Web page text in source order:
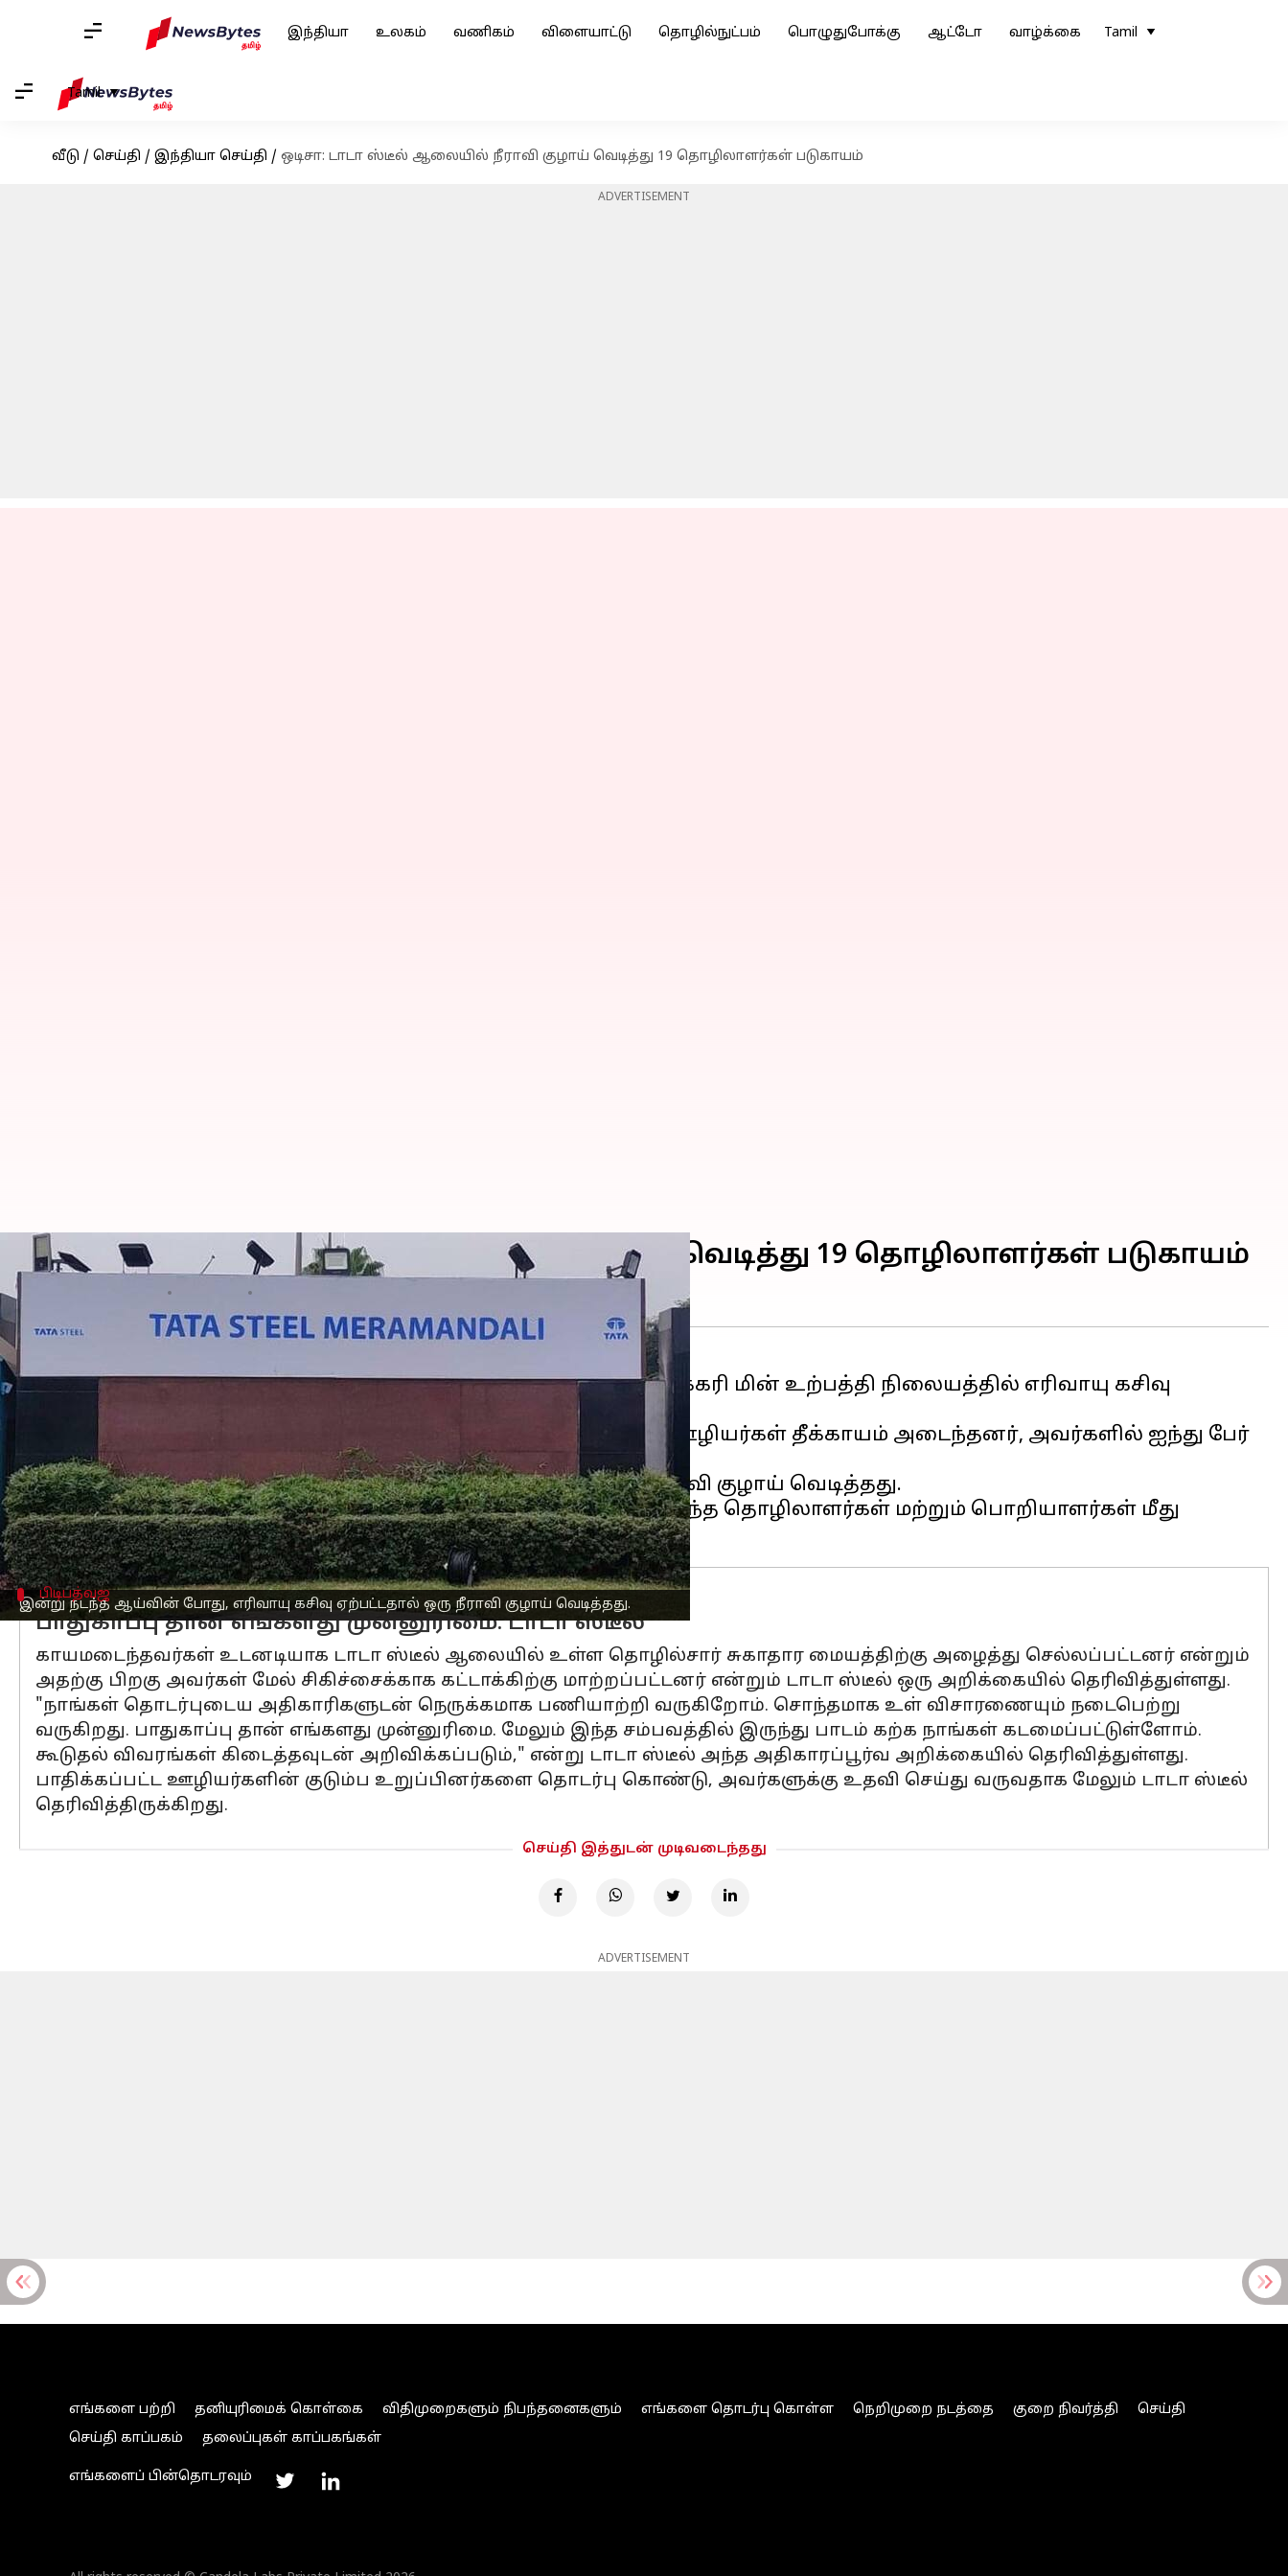
இந்தியா உலகம் வணிகம் விளையாட்டு தொழில்நுட்பம் பொழுதுபோக்கு ஆட்டோ வாழ்க்கை Tamil
Tamil
வீடு / செய்தி / இந்தியா செய்தி / ஒடிசா: டாடா ஸ்டீல் ஆலையில் நீராவி குழாய் வெடித்து 19 தொழிலாளர்கள் படுகாயம்
ADVERTISEMENT
இன்று நடந்த ஆய்வின் போது, எரிவாயு கசிவு ஏற்பட்டதால் ஒரு நீராவி குழாய் வெடித்தது.
ஒடிசா: டாடா ஸ்டீல் ஆலையில் நீராவி குழாய் வெடித்து 19 தொழிலாளர்கள் படுகாயம்
ஒடிசா
வின் தேன்கனலில் உள்ள டாடா ஸ்டீலின் 300 மெகாவாட் நிலக்கரி மின் உற்பத்தி நிலையத்தில் எரிவாயு கசிவு
இதனால், இன்று(ஜூன் 13) மதியம் 1 மணியளவில் குறைந்தது 19 ஊழியர்கள் தீக்காயம் அடைந்தனர், அவர்களில் ஐந்து பேர்
ஆபத்தான நிலையில் இருப்பதாக கூறப்படுகிறது.
இன்று நடந்த ஆய்வின் போது, எரிவாயு கசிவு ஏற்பட்டதால் ஒரு நீராவி குழாய் வெடித்தது.
அப்போது, வெடி உலையை(blast furnace) ஆய்வு செய்து கொண்டிருந்த தொழிலாளர்கள் மற்றும் பொறியாளர்கள் மீது
பிடிபத்வஜ
பாதுகாப்பு தான் எங்களது முன்னுரிமை: டாடா ஸ்டீல்
காயமடைந்தவர்கள் உடனடியாக டாடா ஸ்டீல் ஆலையில் உள்ள தொழில்சார் சுகாதார மையத்திற்கு அழைத்து செல்லப்பட்டனர் என்றும்
அதற்கு பிறகு அவர்கள் மேல் சிகிச்சைக்காக கட்டாக்கிற்கு மாற்றப்பட்டனர் என்றும் டாடா ஸ்டீல் ஒரு அறிக்கையில் தெரிவித்துள்ளது.
"நாங்கள் தொடர்புடைய அதிகாரிகளுடன் நெருக்கமாக பணியாற்றி வருகிறோம். சொந்தமாக உள் விசாரணையும் நடைபெற்று
வருகிறது. பாதுகாப்பு தான் எங்களது முன்னுரிமை. மேலும் இந்த சம்பவத்தில் இருந்து பாடம் கற்க நாங்கள் கடமைப்பட்டுள்ளோம்.
கூடுதல் விவரங்கள் கிடைத்தவுடன் அறிவிக்கப்படும்," என்று டாடா ஸ்டீல் அந்த அதிகாரப்பூர்வ அறிக்கையில் தெரிவித்துள்ளது.
பாதிக்கப்பட்ட ஊழியர்களின் குடும்ப உறுப்பினர்களை தொடர்பு கொண்டு, அவர்களுக்கு உதவி செய்து வருவதாக மேலும் டாடா ஸ்டீல்
தெரிவித்திருக்கிறது.
செய்தி இத்துடன் முடிவடைந்தது
ADVERTISEMENT
எங்களை பற்றி தனியுரிமைக் கொள்கை விதிமுறைகளும் நிபந்தனைகளும் எங்களை தொடர்பு கொள்ள நெறிமுறை நடத்தை குறை நிவர்த்தி
செய்தி
செய்தி காப்பகம்
தலைப்புகள் காப்பகங்கள்
எங்களைப் பின்தொடரவும்